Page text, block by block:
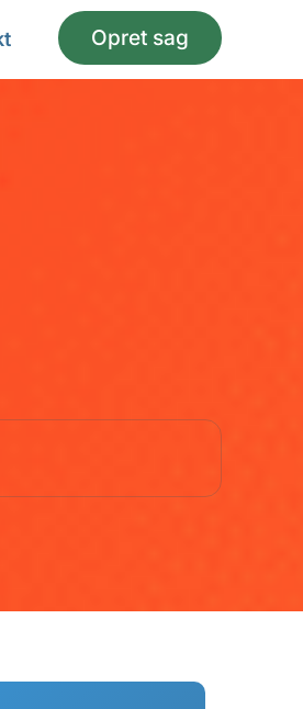
Opret sag